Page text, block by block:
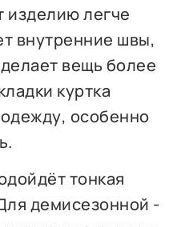
изделию легче
внутренние швы,
вещь более
куртка
особенно
тонкая
демисезонной -